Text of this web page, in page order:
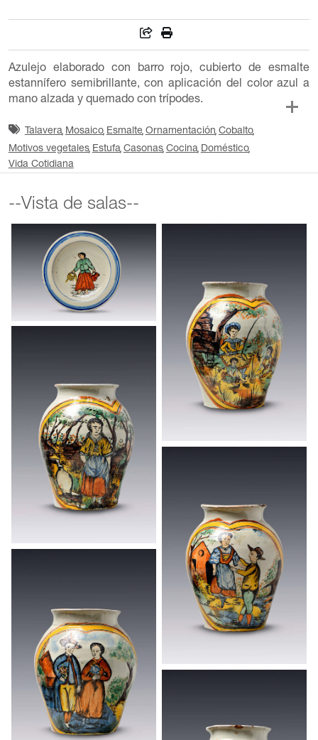
Azulejo elaborado con barro rojo, cubierto de esmalte
estannífero semibrillante, con aplicación del color azul a
mano alzada y quemado con trípodes.
Talavera Mosaico Esmalte Ornamentación Cobalto
Motivos vegetales Estufa Casonas Cocina Doméstico
Vida Cotidiana
--Vista de salas--